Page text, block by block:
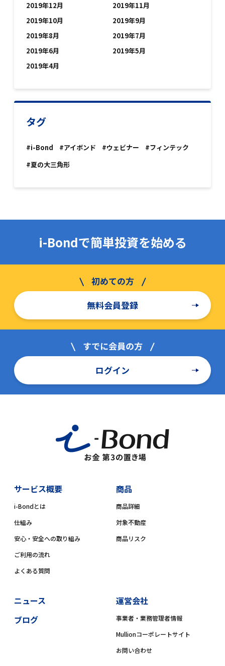
2019年12月
2019年11月
2019年10月
2019年9月
2019年8月
2019年7月
2019年6月
2019年5月
2019年4月
タグ
#i-Bond #アイボンド #ウェビナー
#フィンテック
#夏の大三角形
i-Bondで簡単投資を始める
無料会員登録
ログイン
サービス概要
i-Bondとは
仕組み
安心・安全への取り組み
ご利用の流れ
よくある質問
商品
商品詳細
対象不動産
商品リスク
ニュース
ブログ
運営会社
事業者・業務管理者情報
Mullionコーポレートサイト
お問い合わせ